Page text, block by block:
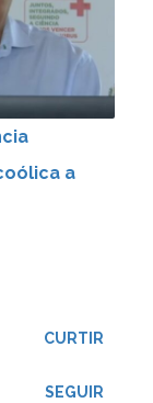
a
CURTIR
SEGUIR